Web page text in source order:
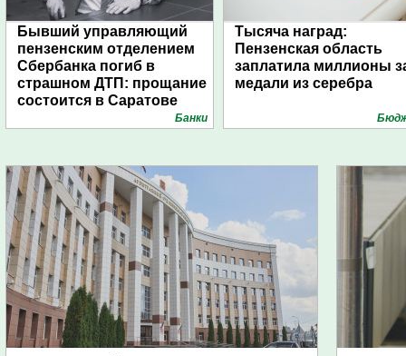
Бывший управляющий
пензенским отделением
Сбербанка погиб в
страшном ДТП: прощание
состоится в Саратове
Банки
Тысяча наград:
Пензенская область
заплатила миллионы
медали из серебра